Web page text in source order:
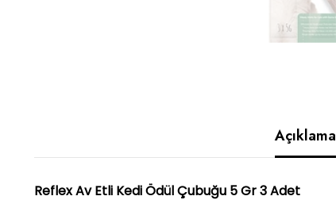
Açıklama
Reflex Av Etli Kedi Ödül Çubuğu 5 Gr 3 Adet